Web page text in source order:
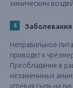
химическим
Неправильное
приводят к
Преобладание в
незаменимых
угревая сыпь на